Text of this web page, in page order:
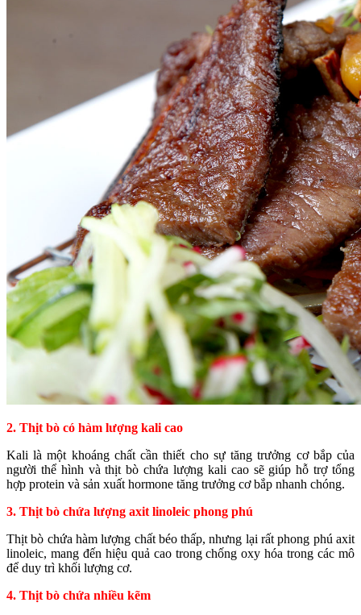
2. Thịt bò có hàm lượng kali cao
Kali là một khoáng chất cần thiết cho sự tăng trưởng cơ bắp của
người thể hình và thịt bò chứa lượng kali cao sẽ giúp hỗ trợ tổng
hợp protein và sản xuất hormone tăng trưởng cơ bắp nhanh chóng.
3. Thịt bò chứa lượng axit linoleic phong phú
Thịt bò chứa hàm lượng chất béo thấp, nhưng lại rất phong phú axit
linoleic, mang đến hiệu quả cao trong chống oxy hóa trong các mô
để duy trì khối lượng cơ.
4. Thịt bò chứa nhiều kẽm